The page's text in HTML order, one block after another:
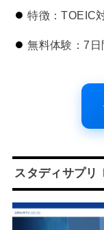
特徴：TOEIC
無料体験：7日
スタディサプリ